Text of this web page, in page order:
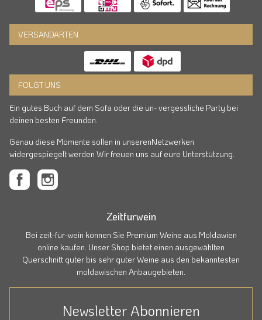
VERSANDARTEN
FOLGT UNS
Ein gutes Buch auf dem Sofa oder die un- vergessliche Party bei
deinen besten Freunden.
Genau diese Momente sollen in unserenNetzwerken
widergespiegelt werden Wir freuen uns auf eure Unterstützung.
Zeitfurwein
Bei zeit-für-wein können Sie Premium Weine aus Moldawien
online kaufen. Unser Shop bietet einen ausgewählten
Querschnitt guter bis sehr guter Weine aus den bekanntesten
moldawischen Anbaugebieten.
Newsletter Abonnieren